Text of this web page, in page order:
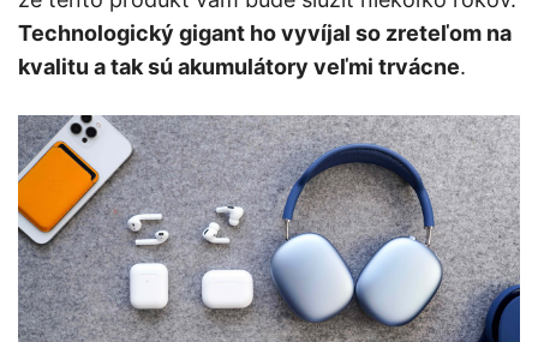
Technologický gigant ho vyvíjal so zreteľom na
kvalitu a tak sú akumulátory veľmi trvácne.